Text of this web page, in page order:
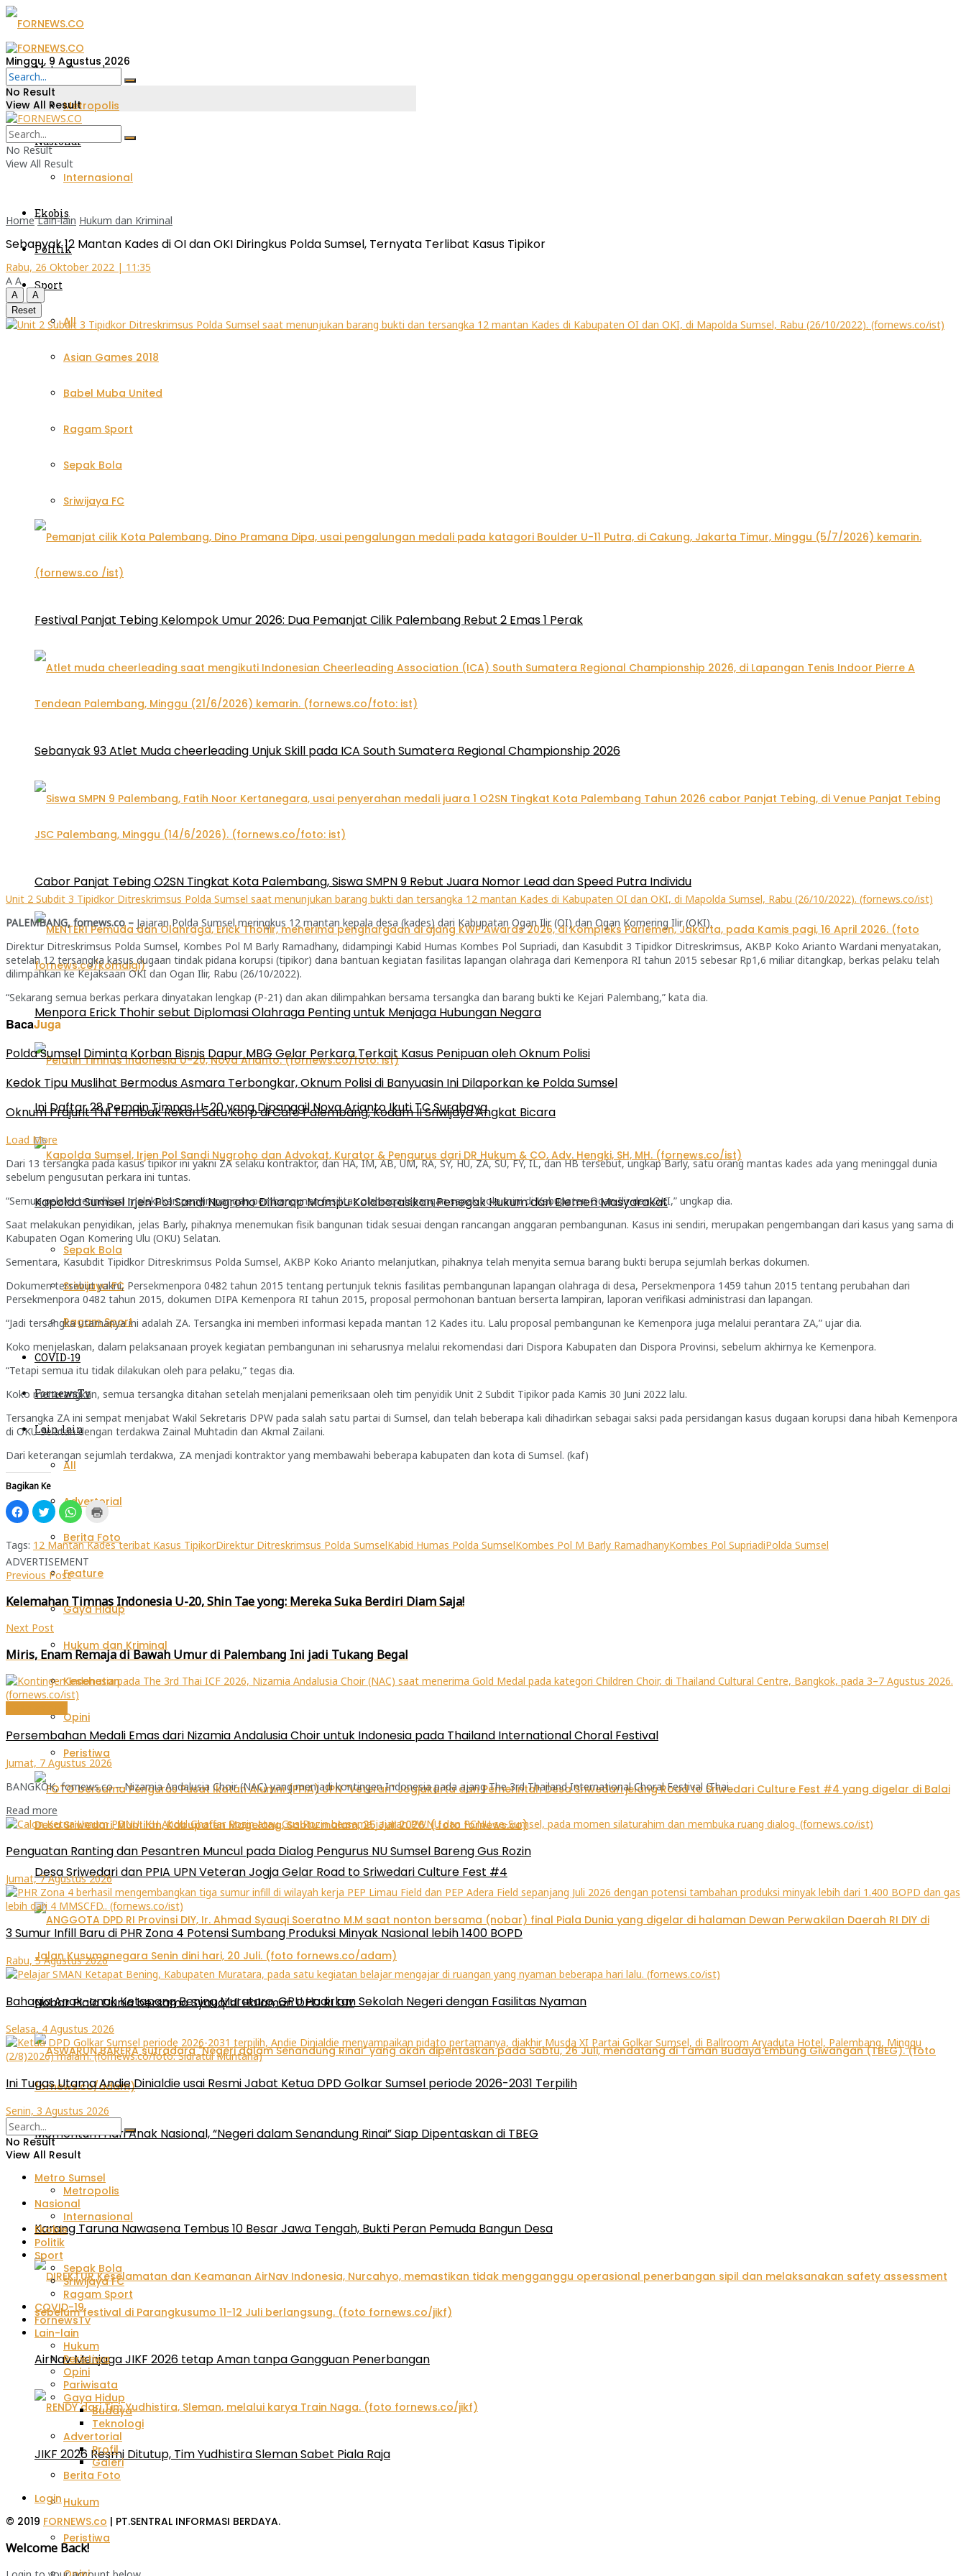
Metro Sumsel
Metropolis
Nasional
Internasional
Ekobis
Politik
Sport
All
Asian Games 2018
Babel Muba United
Ragam Sport
Sepak Bola
Sriwijaya FC
Festival Panjat Tebing Kelompok Umur 2026: Dua Pemanjat Cilik Palembang Rebut 2 Emas 1 Perak
Sebanyak 93 Atlet Muda cheerleading Unjuk Skill pada ICA South Sumatera Regional Championship 2026
Cabor Panjat Tebing O2SN Tingkat Kota Palembang, Siswa SMPN 9 Rebut Juara Nomor Lead dan Speed Putra Individu
Menpora Erick Thohir sebut Diplomasi Olahraga Penting untuk Menjaga Hubungan Negara
Ini Daftar 28 Pemain Timnas U-20 yang Dipanggil Nova Arianto Ikuti TC Surabaya
Kapolda Sumsel Irjen Pol Sandi Nugroho Diharap Mampu Kolaborasikan Penegak Hukum dan Elemen Masyarakat
Sepak Bola
Sriwijaya FC
Ragam Sport
COVID-19
FornewsTv
Lain-lain
All
Advertorial
Berita Foto
Feature
Gaya Hidup
Hukum dan Kriminal
Kesehatan
Opini
Peristiwa
Desa Sriwedari dan PPIA UPN Veteran Jogja Gelar Road to Sriwedari Culture Fest #4
Nobar Piala Dunia bersama Syauqi di Halaman DPD RI DIY
Momentum Hari Anak Nasional, “Negeri dalam Senandung Rinai” Siap Dipentaskan di TBEG
Karang Taruna Nawasena Tembus 10 Besar Jawa Tengah, Bukti Peran Pemuda Bangun Desa
AirNav Menjaga JIKF 2026 tetap Aman tanpa Gangguan Penerbangan
JIKF 2026 Resmi Ditutup, Tim Yudhistira Sleman Sabet Piala Raja
Hukum
Peristiwa
Minggu, 9 Agustus 2026
No Result
View All Result
No Result
View All Result
Home Lain-lain Hukum dan Kriminal
Sebanyak 12 Mantan Kades di OI dan OKI Diringkus Polda Sumsel, Ternyata Terlibat Kasus Tipikor
Rabu, 26 Oktober 2022 | 11:35
A A
A
A
Reset
Unit 2 Subdit 3 Tipidkor Ditreskrimsus Polda Sumsel saat menunjukan barang bukti dan tersangka 12 mantan Kades di Kabupaten OI dan OKI, di Mapolda Sumsel, Rabu (26/10/2022). (fornews.co/ist)
PALEMBANG, fornews.co – Jajaran Polda Sumsel meringkus 12 mantan kepala desa (kades) dari Kabupatan Ogan Ilir (OI) dan Ogan Komering Ilir (OKI).
Direktur Ditreskrimsus Polda Sumsel, Kombes Pol M Barly Ramadhany, didampingi Kabid Humas Kombes Pol Supriadi, dan Kasubdit 3 Tipidkor Ditreskrimsus, AKBP Koko Arianto Wardani menyatakan,
setelah 12 tersangka kasus dugaan tindak pidana korupsi (tipikor) dana bantuan kegiatan fasilitas lapangan olahraga dari Kemenpora RI tahun 2015 sebesar Rp1,6 miliar ditangkap, berkas pelaku telah
dilimpahkan ke Kejaksaan OKI dan Ogan Ilir, Rabu (26/10/2022).
“Sekarang semua berkas perkara dinyatakan lengkap (P-21) dan akan dilimpahkan bersama tersangka dan barang bukti ke Kejari Palembang,” kata dia.
BacaJuga
Polda Sumsel Diminta Korban Bisnis Dapur MBG Gelar Perkara Terkait Kasus Penipuan oleh Oknum Polisi
Kedok Tipu Muslihat Bermodus Asmara Terbongkar, Oknum Polisi di Banyuasin Ini Dilaporkan ke Polda Sumsel
Oknum Prajurit TNI Tembak Rekan Satu Korp di Cafe Palembang, Kodam II Sriwijaya Angkat Bicara
Load More
Dari 13 tersangka pada kasus tipikor ini yakni ZA selaku kontraktor, dan HA, IM, AB, UM, RA, SY, HU, ZA, SU, FY, IL, dan HB tersebut, ungkap Barly, satu orang mantas kades ada yang meninggal dunia
sebelum pengusutan perkara ini tuntas.
“Semua pelaku terindikasi melakukan penyimpangan pembangunan fasilitas olahraga lapangan sepak bola mini di Kabupaten Ogan Ilir dan OKI,” ungkap dia.
Saat melakukan penyidikan, jelas Barly, pihaknya menemukan fisik bangunan tidak sesuai dengan rancangan anggaran pembangunan. Kasus ini sendiri, merupakan pengembangan dari kasus yang sama di
Kabupaten Ogan Komering Ulu (OKU) Selatan.
Sementara, Kasubdit Tipidkor Ditreskrimsus Polda Sumsel, AKBP Koko Arianto melanjutkan, pihaknya telah menyita semua barang bukti berupa sejumlah berkas dokumen.
Dokumen tersebut yakni, Persekmenpora 0482 tahun 2015 tentang pertunjuk teknis fasilitas pembangunan lapangan olahraga di desa, Persekmenpora 1459 tahun 2015 tentang perubahan dari
Persekmenpora 0482 tahun 2015, dokumen DIPA Kemenpora RI tahun 2015, proposal permohonan bantuan berserta lampiran, laporan verifikasi administrasi dan lapangan.
“Jadi tersangka utamanya ini adalah ZA. Tersangka ini memberi informasi kepada mantan 12 Kades itu. Lalu proposal pembangunan ke Kemenpora juga melalui perantara ZA,” ujar dia.
Koko menjelaskan, dalam pelaksanaan proyek kegiatan pembangunan ini seharusnya melalui rekomendasi dari Dispora Kabupaten dan Dispora Provinsi, sebelum akhirnya ke Kemenpora.
“Tetapi semua itu tidak dilakukan oleh para pelaku,” tegas dia.
Koko menerangkan, semua tersangka ditahan setelah menjalani pemeriksaan oleh tim penyidik Unit 2 Subdit Tipikor pada Kamis 30 Juni 2022 lalu.
Tersangka ZA ini sempat menjabat Wakil Sekretaris DPW pada salah satu partai di Sumsel, dan telah beberapa kali dihadirkan sebagai saksi pada persidangan kasus dugaan korupsi dana hibah Kemenpora
di OKU Selatan dengan terdakwa Zainal Muhtadin dan Akmal Zailani.
Dari keterangan sejumlah terdakwa, ZA menjadi kontraktor yang membawahi beberapa kabupaten dan kota di Sumsel. (kaf)
Bagikan Ke
Klik
untuk
membagikan
Facebook(Membuka
di
jendela
yang
baru)
Klik
untuk
berbagi
pada
Twitter(Membuka
di
jendela
yang
baru)
Klik
untuk
di
WhatsApp(Membuka
di
jendela
yang
baru)
Klik
di
jendela
yang
Tags: 12 Mantan Kades teribat Kasus TipikorDirektur Ditreskrimsus Polda SumselKabid Humas Polda SumselKombes Pol M Barly RamadhanyKombes Pol SupriadiPolda Sumsel
ADVERTISEMENT
Previous Post
Kelemahan Timnas Indonesia U-20, Shin Tae yong: Mereka Suka Berdiri Diam Saja!
Next Post
Miris, Enam Remaja di Bawah Umur di Palembang Ini jadi Tukang Begal
Persembahan Medali Emas dari Nizamia Andalusia Choir untuk Indonesia pada Thailand International Choral Festival
Jumat, 7 Agustus 2026
BANGKOK, fornews.co – Nizamia Andalusia Choir (NAC) yang menjadi kontingen Indonesia pada ajang The 3rd Thailand International Choral Festival (Thai...
Read more
Penguatan Ranting dan Pesantren Muncul pada Dialog Pengurus NU Sumsel Bareng Gus Rozin
Jumat, 7 Agustus 2026
3 Sumur Infill Baru di PHR Zona 4 Potensi Sumbang Produksi Minyak Nasional lebih 1400 BOPD
Rabu, 5 Agustus 2026
Bahagia Anak-anak Ketapang Bening Muratara, GPU Hadirkan Sekolah Negeri dengan Fasilitas Nyaman
Selasa, 4 Agustus 2026
Ini Tugas Utama Andie Dinialdie usai Resmi Jabat Ketua DPD Golkar Sumsel periode 2026-2031 Terpilih
Senin, 3 Agustus 2026
No Result
View All Result
Metro Sumsel
Metropolis
Nasional
Internasional
Ekobis
Politik
Sport
Sepak Bola
Sriwijaya FC
Ragam Sport
COVID-19
FornewsTv
Lain-lain
Hukum
Peristiwa
Opini
Pariwisata
Gaya Hidup
Budaya
Teknologi
Advertorial
Profil
Galeri
Berita Foto
Login
© 2019 FORNEWS.co | PT.SENTRAL INFORMASI BERDAYA.
Welcome Back!